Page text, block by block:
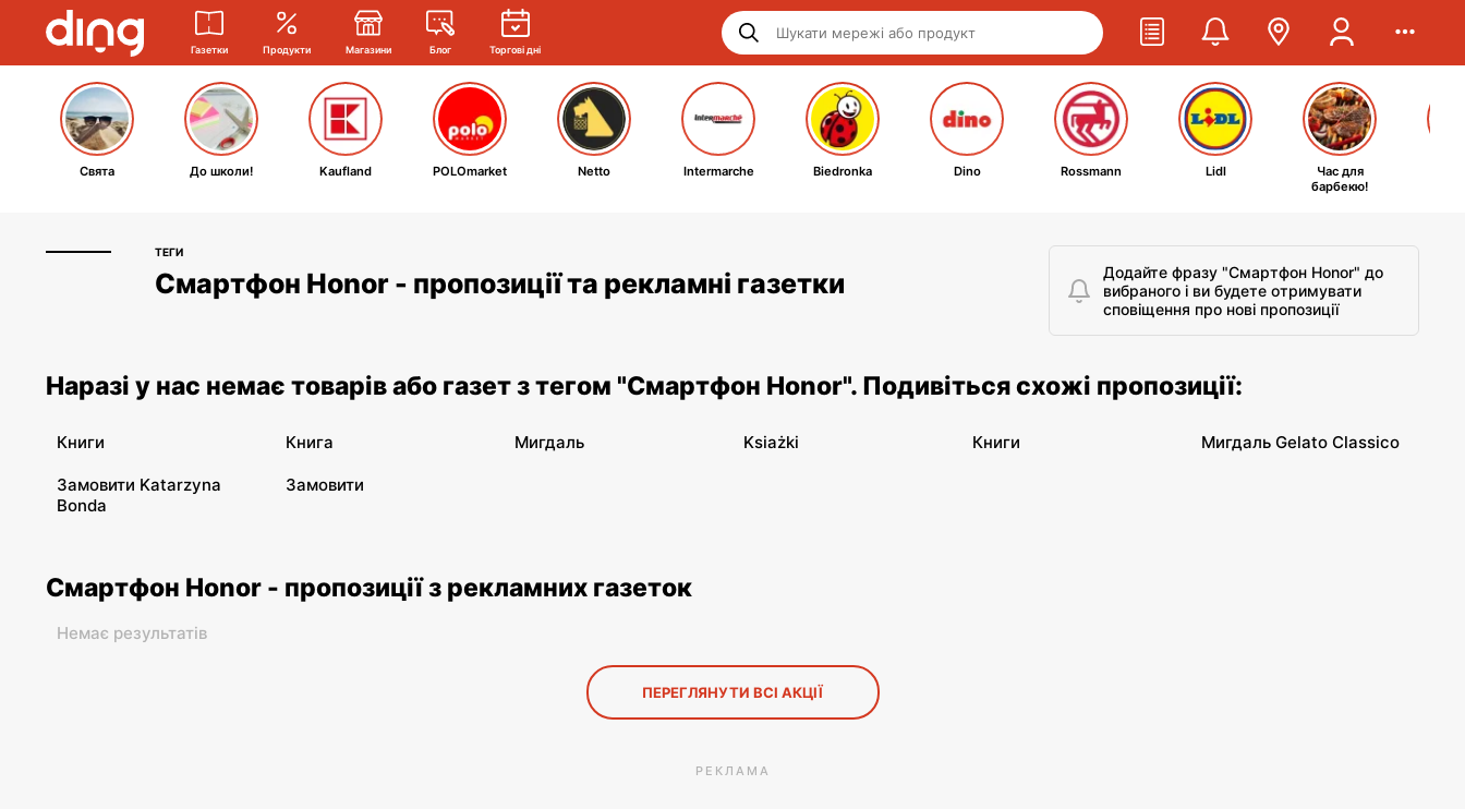
Газетки Продукти Магазини Блог Торгові дні
Свята До школи! Kaufland POLOmarket Netto Intermarche Biedronka Dino Rossmann Lidl
Час для
барбекю!
ТЕГИ
Смартфон Honor - пропозиції та рекламні газетки
Додайте фразу "Смартфон Honor" до
вибраного і ви будете отримувати
сповіщення про нові пропозиції
Наразі у нас немає товарів або газет з тегом "Смартфон Honor". Подивіться схожі пропозиції:
Книги Книга Мигдаль Ksiażki Книги Мигдаль Gelato Classico
Замовити Katarzyna
Bonda
Замовити
Смартфон Honor - пропозиції з рекламних газеток
Немає результатів
ПЕРЕГЛЯНУТИ ВСІ АКЦІЇ
РЕКЛАМА